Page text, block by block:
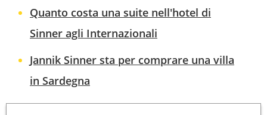
Quanto costa una suite nell'hotel di
Sinner agli Internazionali
Jannik Sinner sta per comprare una villa
in Sardegna